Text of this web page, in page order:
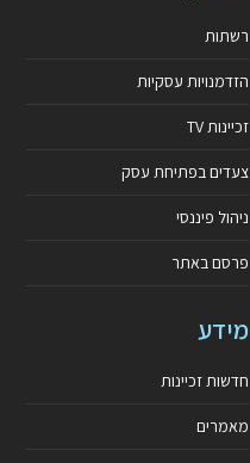
רשתות
הזדמנויות עסקיות
זכיינות TV
צעדים בפתיחת עסק
ניהול פיננסי
פרסם באתר
מידע
חדשות זכיינות
מאמרים